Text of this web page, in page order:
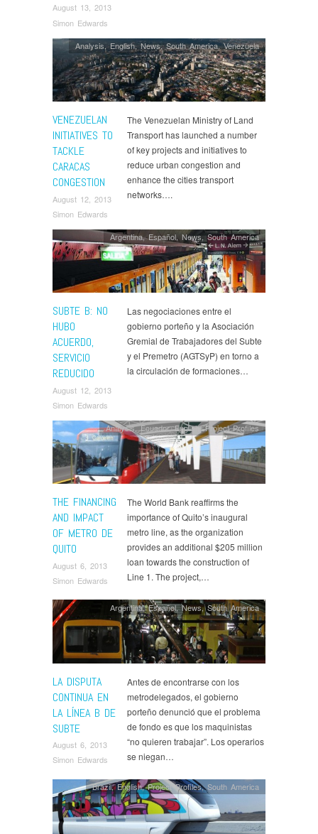
August 13, 2013
Simon Edwards
VENEZUELAN
INITIATIVES TO
TACKLE
CARACAS
CONGESTION
August 12, 2013
Simon Edwards
Analysis, English,News,South America,Venezuela
The Venezuelan Ministry of Land
Transport has launched a number
of key projects and initiatives to
reduce urban congestion and
enhance the cities transport
networks….
SUBTE B: NO
HUBO
ACUERDO,
SERVICIO
REDUCIDO
August 12, 2013
Simon Edwards
Argentina,Español, News,South America
Las negociaciones entre el
gobierno porteño y la Asociación
Gremial de Trabajadores del Subte
y el Premetro (AGTSyP) en torno a
la circulación de formaciones…
THE FINANCING
AND IMPACT
OF METRO DE
QUITO
August 6, 2013
Simon Edwards
Analysis,Ecuador,English,Project Profiles
The World Bank reaffirms the
importance of Quito’s inaugural
metro line, as the organization
provides an additional $205 million
loan towards the construction of
Line 1. The project,…
LA DISPUTA
CONTINUA EN
LA LÍNEA B DE
SUBTE
August 6, 2013
Simon Edwards
Argentina,Español,News,South America
Antes de encontrarse con los
metrodelegados, el gobierno
porteño denunció que el problema
de fondo es que los maquinistas
“no quieren trabajar”. Los operarios
se niegan…
Brazil,English,Project Profiles,South America